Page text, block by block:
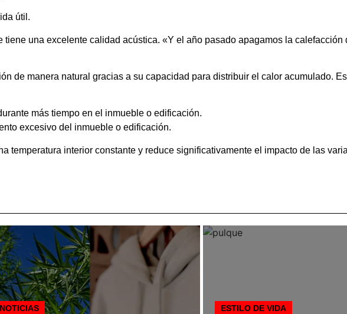
útil.
una excelente calidad acústica. «Y el año pasado apagamos la calefacción
de manera natural gracias a su capacidad para distribuir el calor acumulado.
más tiempo en el inmueble o edificación.
excesivo del inmueble o edificación.
temperatura interior constante y reduce significativamente el impacto de las
NOTICIAS ESTILO DE VIDA